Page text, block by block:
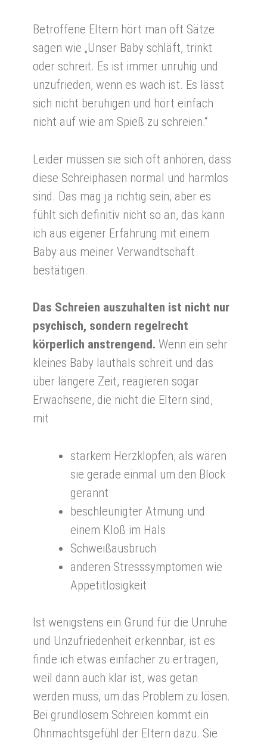
Betroffene Eltern hört man oft Sätze
sagen wie „Unser Baby schläft, trinkt
oder schreit. Es ist immer unruhig und
unzufrieden, wenn es wach ist. Es lässt
sich nicht beruhigen und hört einfach
nicht auf wie am Spieß zu schreien.“
Leider müssen sie sich oft anhören, dass
diese Schreiphasen normal und harmlos
sind. Das mag ja richtig sein, aber es
fühlt sich definitiv nicht so an, das kann
ich aus eigener Erfahrung mit einem
Baby aus meiner Verwandtschaft
bestätigen.
Das Schreien auszuhalten ist nicht nur
psychisch, sondern regelrecht
körperlich anstrengend. Wenn ein sehr
kleines Baby lauthals schreit und das
über längere Zeit, reagieren sogar
Erwachsene, die nicht die Eltern sind,
mit
starkem Herzklopfen, als wären
sie gerade einmal um den Block
gerannt
beschleunigter Atmung und
einem Kloß im Hals
Schweißausbruch
anderen Stresssymptomen wie
Appetitlosigkeit
Ist wenigstens ein Grund für die Unruhe
und Unzufriedenheit erkennbar, ist es
finde ich etwas einfacher zu ertragen,
weil dann auch klar ist, was getan
werden muss, um das Problem zu lösen.
Bei grundlosem Schreien kommt ein
Ohnmachtsgefühl der Eltern dazu. Sie